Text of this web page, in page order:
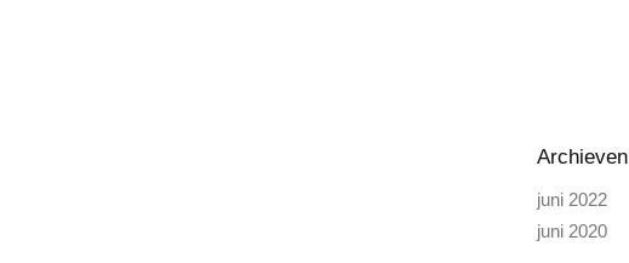
Archieven
juni 2022
juni 2020